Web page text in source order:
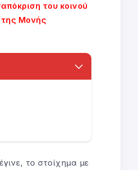
του κοινού
της Μονής
το στοίχημα με